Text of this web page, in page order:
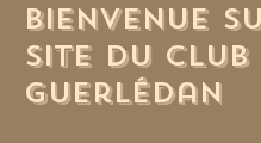
Bienvenue
site du club
guerlédan